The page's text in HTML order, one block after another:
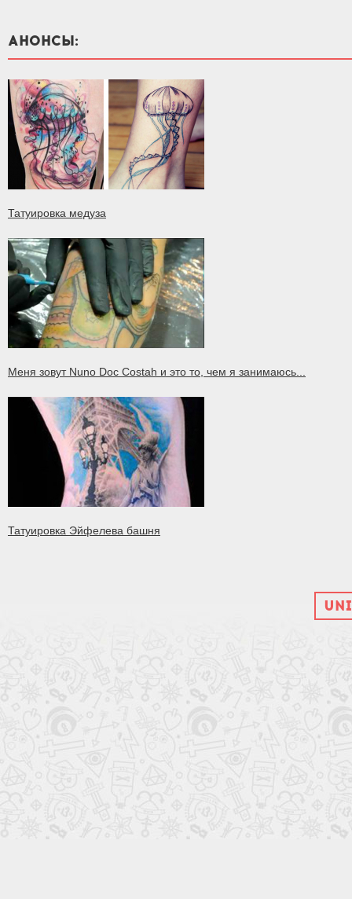
АНОНСЫ:
Татуировка медуза
Меня зовут Nuno Doc Costah и это то, чем я занимаюсь...
Татуировка Эйфелева башня